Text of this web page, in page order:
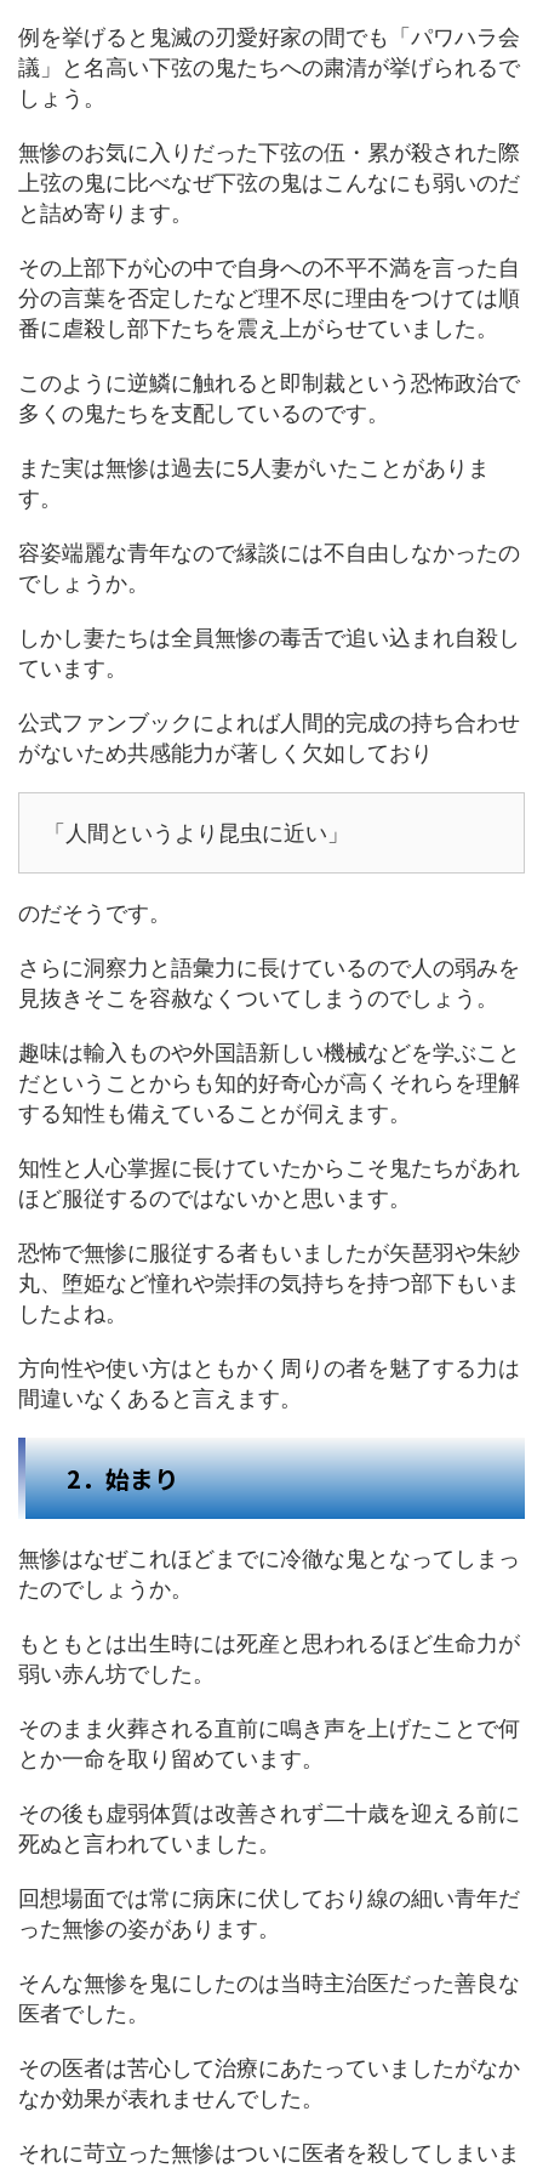
例を挙げると鬼滅の刃愛好家の間でも「パワハラ会
議」と名高い下弦の鬼たちへの粛清が挙げられるで
しょう。
無惨のお気に入りだった下弦の伍・累が殺された際
上弦の鬼に比べなぜ下弦の鬼はこんなにも弱いのだ
と詰め寄ります。
その上部下が心の中で自身への不平不満を言った自
分の言葉を否定したなど理不尽に理由をつけては順
番に虐殺し部下たちを震え上がらせていました。
このように逆鱗に触れると即制裁という恐怖政治で
多くの鬼たちを支配しているのです。
また実は無惨は過去に5人妻がいたことがありま
す。
容姿端麗な青年なので縁談には不自由しなかったの
でしょうか。
しかし妻たちは全員無惨の毒舌で追い込まれ自殺し
ています。
公式ファンブックによれば人間的完成の持ち合わせ
がないため共感能力が著しく欠如しており
「人間というより昆虫に近い」
のだそうです。
さらに洞察力と語彙力に長けているので人の弱みを
見抜きそこを容赦なくついてしまうのでしょう。
趣味は輸入ものや外国語新しい機械などを学ぶこと
だということからも知的好奇心が高くそれらを理解
する知性も備えていることが伺えます。
知性と人心掌握に長けていたからこそ鬼たちがあれ
ほど服従するのではないかと思います。
恐怖で無惨に服従する者もいましたが矢琶羽や朱紗
丸、堕姫など憧れや崇拝の気持ちを持つ部下もいま
したよね。
方向性や使い方はともかく周りの者を魅了する力は
間違いなくあると言えます。
2．始まり
無惨はなぜこれほどまでに冷徹な鬼となってしまっ
たのでしょうか。
もともとは出生時には死産と思われるほど生命力が
弱い赤ん坊でした。
そのまま火葬される直前に鳴き声を上げたことで何
とか一命を取り留めています。
その後も虚弱体質は改善されず二十歳を迎える前に
死ぬと言われていました。
回想場面では常に病床に伏しており線の細い青年だ
った無惨の姿があります。
そんな無惨を鬼にしたのは当時主治医だった善良な
医者でした。
その医者は苦心して治療にあたっていましたがなか
なか効果が表れませんでした。
それに苛立った無惨はついに医者を殺してしまいま